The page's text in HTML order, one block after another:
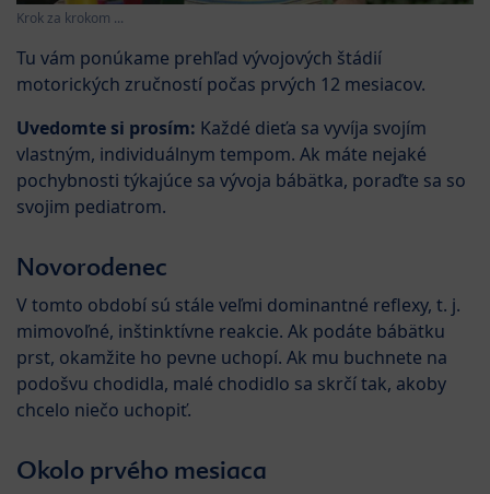
Krok za krokom ...
Tu vám ponúkame prehľad vývojových štádií
motorických zručností počas prvých 12 mesiacov.
Uvedomte si prosím: Každé dieťa sa vyvíja svojím
vlastným, individuálnym tempom. Ak máte nejaké
pochybnosti týkajúce sa vývoja bábätka, poraďte sa so
svojim pediatrom.
Novorodenec
V tomto období sú stále veľmi dominantné reflexy, t. j.
mimovoľné, inštinktívne reakcie. Ak podáte bábätku
prst, okamžite ho pevne uchopí. Ak mu buchnete na
podošvu chodidla, malé chodidlo sa skrčí tak, akoby
chcelo niečo uchopiť.
Okolo prvého mesiaca